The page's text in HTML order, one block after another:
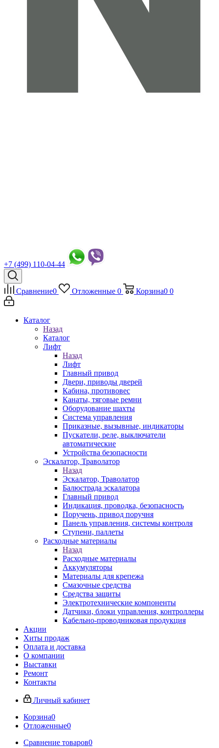
+7 (499) 110-04-44
Сравнение0 Отложенные 0 Корзина0 0
Каталог
Назад
Каталог
Лифт
Назад
Лифт
Главный привод
Двери, приводы дверей
Кабина, противовес
Канаты, тяговые ремни
Оборудование шахты
Система управления
Приказные, вызывные, индикаторы
Пускатели, реле, выключатели
автоматические
Устройства безопасности
Эскалатор, Траволатор
Назад
Эскалатор, Траволатор
Балюстрада эскалатора
Главный привод
Индикация, проводка, безопасность
Поручень, привод поручня
Панель управления, системы контроля
Ступени, паллеты
Расходные материалы
Назад
Расходные материалы
Аккумуляторы
Материалы для крепежа
Смазочные средства
Средства защиты
Электротехнические компоненты
Датчики, блоки управления, контроллеры
Кабельно-проводниковая продукция
Акции
Хиты продаж
Оплата и доставка
О компании
Выставки
Ремонт
Контакты
Личный кабинет
Корзина0
Отложенные0
Сравнение товаров0